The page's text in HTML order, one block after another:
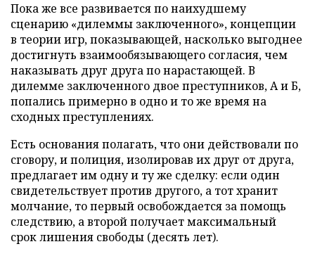
Пока же все развивается по наихудшему
сценарию «дилеммы заключенного», концепции
в теории игр, показывающей, насколько выгоднее
достигнуть взаимообязывающего согласия, чем
наказывать друг друга по нарастающей. В
дилемме заключенного двое преступников, А и Б,
попались примерно в одно и то же время на
сходных преступлениях.
Есть основания полагать, что они действовали по
сговору, и полиция, изолировав их друг от друга,
предлагает им одну и ту же сделку: если один
свидетельствует против другого, а тот хранит
молчание, то первый освобождается за помощь
следствию, а второй получает максимальный
срок лишения свободы (десять лет).